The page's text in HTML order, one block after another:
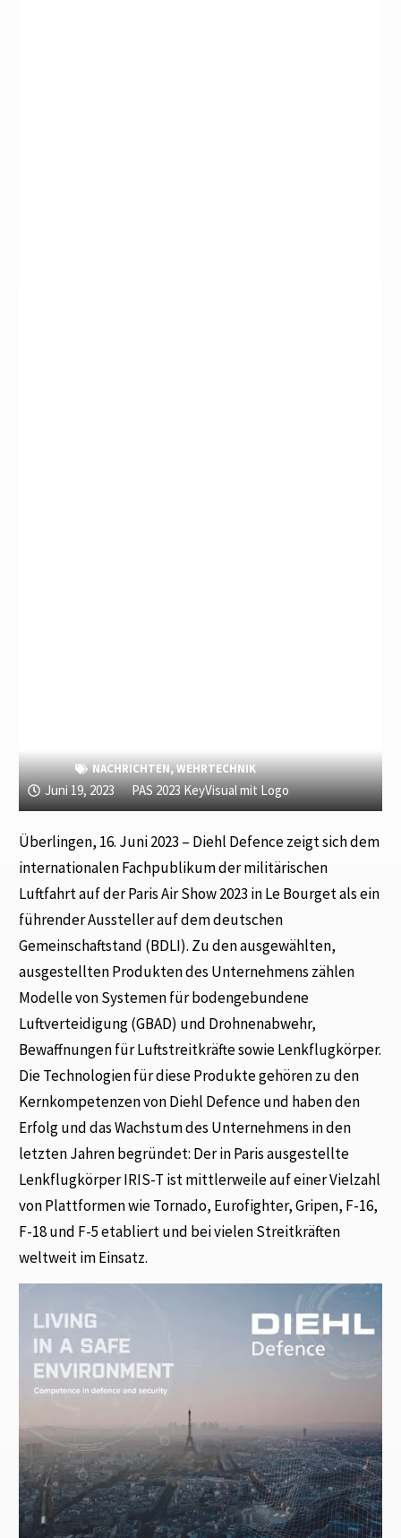
NACHRICHTEN,WEHRTECHNIK
Juni 19, 2023 PAS 2023 KeyVisual mit Logo
Überlingen, 16. Juni 2023 – Diehl Defence zeigt sich dem
internationalen Fachpublikum der militärischen
Luftfahrt auf der Paris Air Show 2023 in Le Bourget als ein
führender Aussteller auf dem deutschen
Gemeinschaftstand (BDLI). Zu den ausgewählten,
ausgestellten Produkten des Unternehmens zählen
Modelle von Systemen für bodengebundene
Luftverteidigung (GBAD) und Drohnenabwehr,
Bewaffnungen für Luftstreitkräfte sowie Lenkflugkörper.
Die Technologien für diese Produkte gehören zu den
Kernkompetenzen von Diehl Defence und haben den
Erfolg und das Wachstum des Unternehmens in den
letzten Jahren begründet: Der in Paris ausgestellte
Lenkflugkörper IRIS-T ist mittlerweile auf einer Vielzahl
von Plattformen wie Tornado, Eurofighter, Gripen, F-16,
F-18 und F-5 etabliert und bei vielen Streitkräften
weltweit im Einsatz.